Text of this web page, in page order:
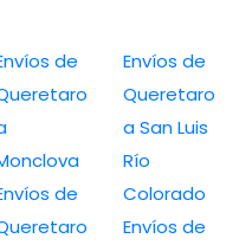
de
de
Envíos de
Queretaro
a San Luis
Río
Colorado
Envíos de